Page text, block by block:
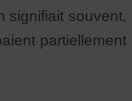
signifiait souvent,
partiellement